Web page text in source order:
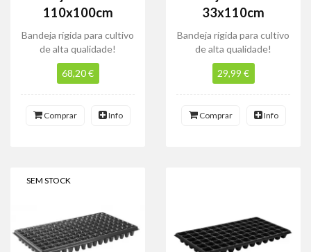
110x100cm
Bandeja rígida para cultivo
de alta qualidade!
68,20 €
Comprar Info
33x110cm
Bandeja rígida para cultivo
de alta qualidade!
29,99 €
Comprar Info
SEM STOCK